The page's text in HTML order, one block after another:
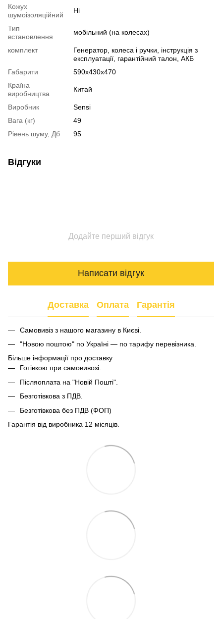
Кожух
шумоізоляційний
Ні
Тип
встановлення
мобільний (на колесах)
комплект
Генератор, колеса і ручки, інструкція з
експлуатації, гарантійний талон, АКБ
Габарити
590x430x470
Країна
виробництва
Китай
Виробник
Sensi
Вага (кг)
49
Рівень шуму, Дб
95
Відгуки
Додайте перший відгук
Написати відгук
Доставка Оплата Гарантія
Самовивіз з нашого магазину в Києві.
"Новою поштою" по Україні — по тарифу перевізника.
Більше інформації про доставку
Готівкою при самовивозі.
Післяоплата на "Новій Пошті".
Безготівкова з ПДВ.
Безготівкова без ПДВ (ФОП)
Гарантія від виробника 12 місяців.